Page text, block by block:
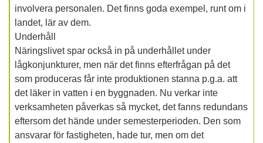
involvera personalen. Det finns goda exempel, runt om i
landet, lär av dem.
Underhåll
Näringslivet spar också in på underhållet under
lågkonjunkturer, men när det finns efterfrågan på det
som produceras får inte produktionen stanna p.g.a. att
det läker in vatten i en byggnaden. Nu verkar inte
verksamheten påverkas så mycket, det fanns redundans
eftersom det hände under semesterperioden. Den som
ansvarar för fastigheten, hade tur, men om det